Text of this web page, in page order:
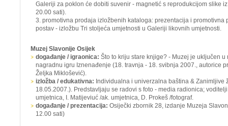
Galeriji za poklon će dobiti suvenir - magnetić s reprodukcijom slike
20.00 sati).
3. promotivna prodaja izložbenih kataloga: prezentacija i promotivna
postav - izložbu Tri stoljeća umjetnosti u Galeriji likovnih umjetnosti.
Muzej Slavonije Osijek
događanje / igraonica: Što to kriju stare knjige? - Muzej je uključen
nagradnu igru Iznenađenje (18. travnja - 18. svibnja 2007., autorice
Željka Miklošević).
izložba / edukativna: Individualna i univerzalna baština & Zanimljive
18.05.2007.). Predstavljaju se radovi s foto - media radionica;
umjetnica, I. Matijeviuć /ak. umjetnica, D. Prokeš /fotograf.
događanje / prezentacija: Osiječki zbornik 28, izdanje Muzeja
12.00 sati)